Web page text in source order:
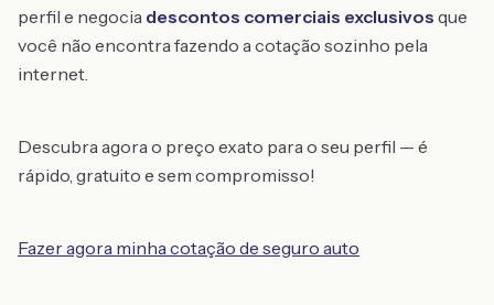
perfil e negocia descontos comerciais exclusivos que
você não encontra fazendo a cotação sozinho pela
internet.
Descubra agora o preço exato para o seu perfil — é
rápido, gratuito e sem compromisso!
Fazer agora minha cotação de seguro auto